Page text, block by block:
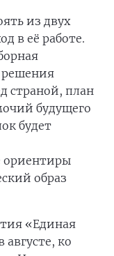
из двух
в её работе.
решения
страной, план
будущего
будет
ориентиры
образ
«Единая
августе, ко